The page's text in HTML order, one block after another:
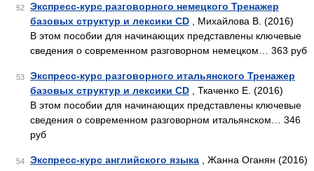
52
Экспресс-курс разговорного немецкого Тренажер
базовых структур и лексики CD , Михайлова В. (2016)
В этом пособии для начинающих представлены ключевые
сведения о современном разговорном немецком… 363 руб
53
Экспресс-курс разговорного итальянского Тренажер
базовых структур и лексики CD , Ткаченко Е. (2016)
В этом пособии для начинающих представлены ключевые
сведения о современном разговорном итальянском… 346
руб
54 Экспресс-курс английского языка , Жанна Оганян (2016)